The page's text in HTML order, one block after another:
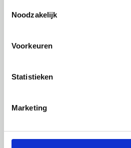
Noodzakelijk
Voorkeuren
Statistieken
Marketing
Naam
E-